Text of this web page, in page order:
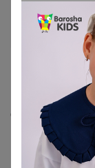
14 октября,
ддень!